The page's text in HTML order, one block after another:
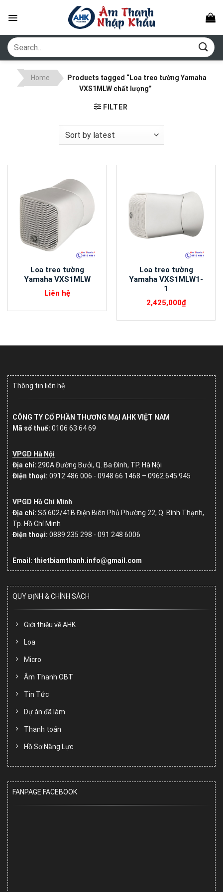
Search
for:
Home
Products tagged “Loa treo tường Yamaha
VXS1MLW chất lượng”
FILTER
Loa treo tường
Yamaha VXS1MLW
Liên hệ
Loa treo tường
Yamaha VXS1MLW1-
1
2,425,000₫
Thông tin liên hệ
CÔNG TY CỔ PHẦN THƯƠNG MẠI AHK VIỆT NAM
Mã số thuế: 0106 63 64 69
VPGD Hà Nội
Địa chỉ: 290A Đường Bưởi, Q. Ba Đình, TP. Hà Nội
Điện thoại: 0912 486 006 - 0948 66 1468 – 0962.645.945
VPGD Hồ Chí Minh
Địa chỉ: Số602/41B Điện Biên Phủ Phường 22, Q. Bình Thạnh,
Tp. Hồ Chí Minh
Điện thoại: 0889 235 298 - 091 248 6006
Email: thietbiamthanh.info@gmail.com
QUY ĐỊNH & CHÍNH SÁCH
Giới thiệu về AHK
Loa
Micro
Âm Thanh OBT
Tin Tức
Dự án đã làm
Thanh toán
Hồ Sơ Năng Lực
FANPAGE FACEBOOK